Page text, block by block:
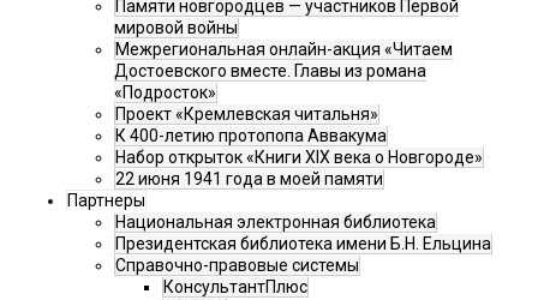
Памяти новгородцев — участников Первой
мировой войны
Межрегиональная онлайн-акция «Читаем
Достоевского вместе. Главы из романа
«Подросток»
Проект «Кремлевская читальня»
К 400-летию протопопа Аввакума
Набор открыток «Книги XIX века о Новгороде»
22 июня 1941 года в моей памяти
Партнеры
Национальная электронная библиотека
Президентская библиотека имени Б.Н. Ельцина
Справочно-правовые системы
КонсультантПлюс